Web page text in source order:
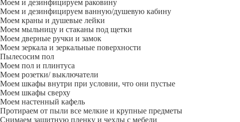
Моем и дезинфицируем раковину
Моем и дезинфицируем ванную/душевую кабину
Моем краны и душевые лейки
Моем мыльницу и стаканы под щетки
Моем дверные ручки и замок
Моем зеркала и зеркальные поверхности
Пылесосим пол
Моем пол и плинтуса
Моем розетки/ выключатели
Моем шкафы внутри при условии, что они пустые
Моем шкафы сверху
Моем настенный кафель
Протираем от пыли все мелкие и крупные предметы
Снимаем защитную пленку и чехлы с мебели